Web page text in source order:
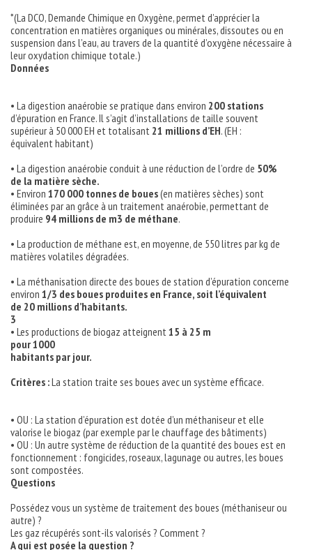
*(La DCO, Demande Chimique en Oxygène, permet d’apprécier la
concentration en matières organiques ou minérales, dissoutes ou en
suspension dans l’eau, au travers de la quantité d’oxygène nécessaire à
leur oxydation chimique totale.)
Données
• La digestion anaérobie se pratique dans environ 200 stations
d’épuration en France. Il s’agit d’installations de taille souvent
supérieur à 50 000 EH et totalisant 21 millions d’EH. (EH :
équivalent habitant)
• La digestion anaérobie conduit à une réduction de l’ordre de 50%
de la matière sèche.
• Environ 170 000 tonnes de boues(en matières sèches) sont
éliminées par an grâce à un traitement anaérobie, permettant de
produire 94 millions de m3 de méthane.
• La production de méthane est, en moyenne, de 550 litres par kg de
matières volatiles dégradées.
• La méthanisation directe des boues de station d’épuration concerne
environ 1/3 des boues produites en France, soit l’équivalent
de 20 millions d’habitants.
3
• Les productions de biogaz atteignent15 à 25 m
pour 1000
habitants par jour.
Critères :La station traite ses boues avec un système efficace.
• OU : La station d’épuration est dotée d’un méthaniseur et elle
valorise le biogaz (par exemple par le chauffage des bâtiments)
• OU : Un autre système de réduction de la quantité des boues est en
fonctionnement : fongicides, roseaux, lagunage ou autres, les boues
sont compostées.
Questions
Possédez vous un système de traitement des boues (méthaniseur ou
autre) ?
Les gaz récupérés sont-ils valorisés ? Comment ?
A qui est posée la question ?